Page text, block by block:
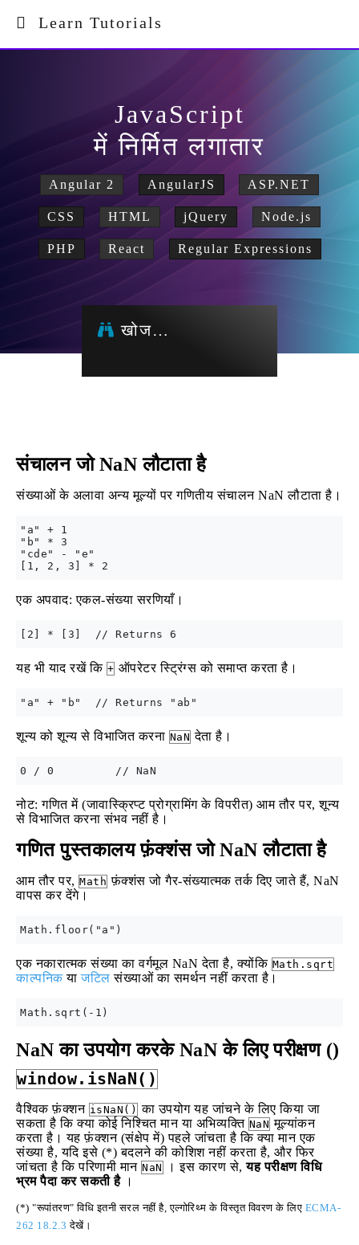
Learn Tutorials
JavaScript
में निर्मित लगातार
Angular 2 AngularJS ASP.NET
CSS HTML jQuery Node.js
PHP React Regular Expressions
खोज…
संचालन जो NaN लौटाता है
संख्याओं के अलावा अन्य मूल्यों पर गणितीय संचालन NaN लौटाता है।
"a" + 1
"b" * 3
"cde" - "e"
एक अपवाद: एकल-संख्या सरणियाँ।
यह भी याद रखें कि + ऑपरेटर स्ट्रिंग्स को समाप्‍त करता है।
शून्य को शून्य से विभाजित करना NaN देता है।
नोट: गणित में (जावास्क्रिप्ट प्रोग्रामिंग के विपरीत) आम तौर पर, शून्य
से विभाजित करना संभव नहीं है।
गणित पुस्तकालय फ़ंक्शंस जो NaN लौटाता है
आम तौर पर, Math फ़ंक्शंस जो गैर-संख्यात्मक तर्क दिए जाते हैं, NaN
वापस कर देंगे।
एक नकारात्मक संख्या का वर्गमूल NaN देता है, क्योंकि Math.sqrt
काल्पनिक याजटिल संख्याओं का समर्थन नहीं करता है।
NaN का उपयोग करके NaN के लिए परीक्षण ()
window.isNaN()
वैश्विक फ़ंक्शन isNaN() का उपयोग यह जांचने के लिए किया जा
सकता है कि क्या कोई निश्चित मान या अभिव्यक्ति NaN मूल्यांकन
करता है। यह फ़ंक्शन (संक्षेप में) पहले जांचता है कि क्या मान एक
संख्या है, यदि इसे (*) बदलने की कोशिश नहीं करता है, और फिर
जांचता है कि परिणामी मान NaN । इस कारण से,यह परीक्षण विधि
भ्रम पैदा कर सकती है।
(*) "रूपांतरण" विधि इतनी सरल नहीं है, एल्गोरिथ्म के विस्तृत विवरण के लिए ECMA-
262 18.2.3 देखें।